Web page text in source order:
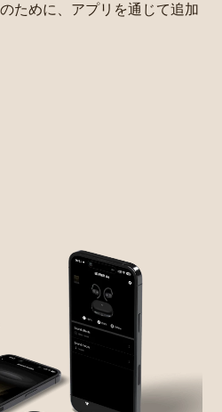
ために、アプリを通じて追加